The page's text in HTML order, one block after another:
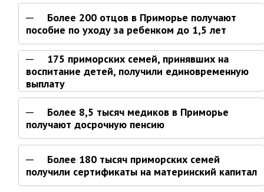
Муниципальный архив
✆ Телефонный справочник
График работы
План работы администрации
перспективного плана работы на 2025
Информация о ходе выполнения
перспективного плана работы на 2024
год
Информация о ходе выполнения
перспективного плана работы на 2023
Более 200 отцов в Приморье получают
пособие по уходу за ребенком до 1,5 лет
175 приморских семей, принявших на
воспитание детей, получили единовременную
выплату
Более 8,5 тысяч медиков в Приморье
получают досрочную пенсию
Более 180 тысяч приморских семей
получили сертификаты на материнский капитал